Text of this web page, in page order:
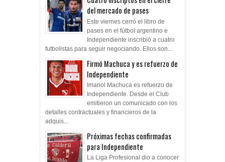
del mercado de pases
Este viernes cerró el libro de
pases en el fútbol argentino e
Independiente inscribió a cuatro
futbolistas para seguir negociando. Ellos son...
Firmó Machuca y es refuerzo de
Independiente
Imanol Machuca es refuerzo de
Independiente. Desde el Club
emitieron un comunicado con los
detalles contractuales y financieros de la
adquis...
Próximas fechas confirmadas
para Independiente
La Liga Profesional dio a conocer